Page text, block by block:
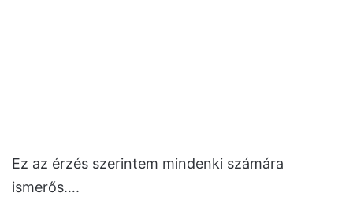
Ez az érzés szerintem mindenki számára
ismerős….